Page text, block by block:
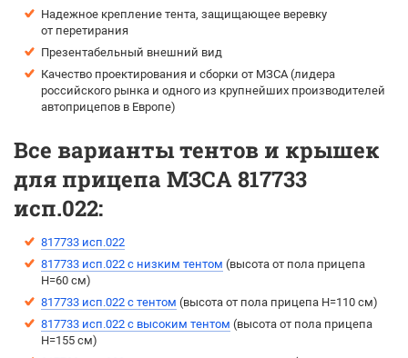
Надежное крепление тента, защищающее веревку
от перетирания
Презентабельный внешний вид
Качество проектирования и сборки от МЗСА (лидера
российского рынка и одного из крупнейших производителей
автоприцепов в Европе)
Все варианты тентов и крышек
для прицепа МЗСА 817733
исп.022:
817733 исп.022
817733 исп.022 с низким тентом (высота от пола прицепа
H=60 см)
817733 исп.022 с тентом (выcота от пола прицепа H=110 см)
817733 исп.022 с высоким тентом (выcота от пола прицепа
H=155 см)